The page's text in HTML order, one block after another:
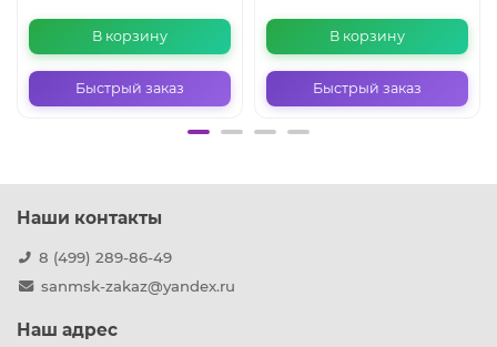
В корзину
Быстрый заказ
В корзину
Быстрый заказ
Наши контакты
8 (499) 289-86-49
sanmsk-zakaz@yandex.ru
Наш адрес